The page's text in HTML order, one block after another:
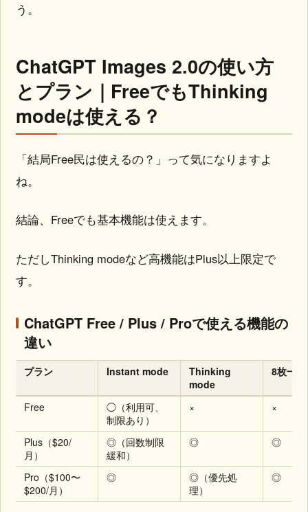
う。
ChatGPT Images 2.0の使い方
とプラン｜FreeでもThinking
modeは使える？
「結局Free民は使えるの？」って気になりますよ
ね。
結論、Freeでも基本機能は使えます。
ただしThinking modeなど高機能はPlus以上限定で
す。
ChatGPT Free / Plus / Proで使える機能の
違い
プラン Instant mode
Thinking
mode
8枚一
Free
◯（利用可、
制限あり）
× ×
Plus（$20/
月）
◎（回数制限
緩和）
◎ ◎
Pro（$100〜
$200/月）
◎
◎（優先処
理）
◎